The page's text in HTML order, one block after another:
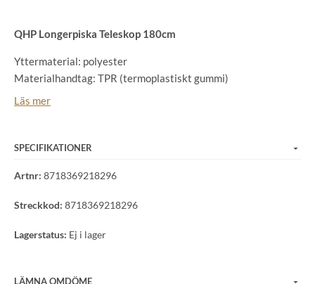
QHP Longerpiska Teleskop 180cm
Yttermaterial: polyester
Materialhandtag: TPR (termoplastiskt gummi)
Stark flexibel utfallspiska i plast
Standardlängd 180 cm
Längden på piskan inkluderar handtag och ände
Fransens ände är försedd med ett nylonsnöre
Läs mer
SPECIFIKATIONER
Artnr: 8718369218296
Streckkod: 8718369218296
Lagerstatus: Ej i lager
LÄMNA OMDÖME